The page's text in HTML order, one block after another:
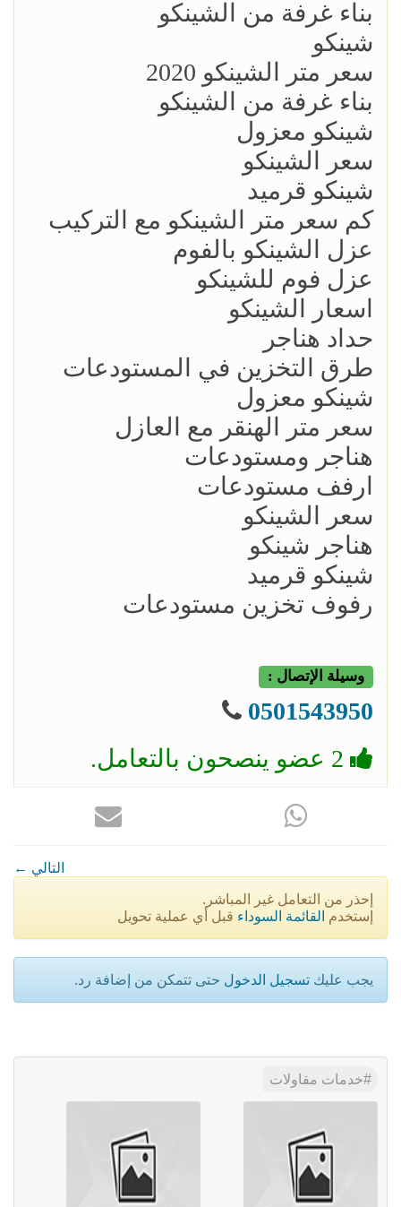
بناء غرفة من الشينكو
شينكو
سعر متر الشينكو 2020
بناء غرفة من الشينكو
شينكو معزول
سعر الشينكو
شينكو قرميد
كم سعر متر الشينكو مع التركيب
عزل الشينكو بالفوم
عزل فوم للشينكو
اسعار الشينكو
حداد هناجر
طرق التخزين في المستودعات
شينكو معزول
سعر متر الهنقر مع العازل
هناجر ومستودعات
ارفف مستودعات
سعر الشينكو
هناجر شينكو
شينكو قرميد
رفوف تخزين مستودعات
وسيلة الإتصال :
0501543950
← التالي
إحذر من التعامل غير المباشر.
إستخدم القائمة السوداء قبل أي عملية تحويل
يجب عليك تسجيل الدخول حتى تتمكن من إضافة رد.
خدمات مقاولات